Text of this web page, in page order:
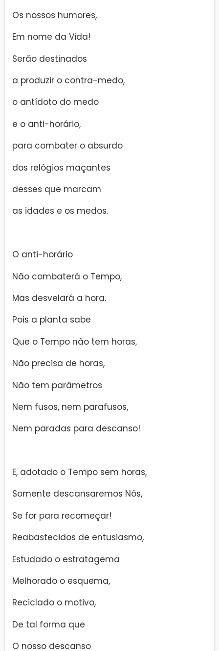
Os nossos humores,
Em nome da Vida!
Serão destinados
a produzir o contra-medo,
o antídoto do medo
e o anti-horário,
para combater o absurdo
dos relógios maçantes
desses que marcam
as idades e os medos.
O anti-horário
Não combaterá o Tempo,
Mas desvelará a hora.
Pois a planta sabe
Que o Tempo não tem horas,
Não precisa de horas,
Não tem parâmetros
Nem fusos, nem parafusos,
Nem paradas para descanso!
E, adotado o Tempo sem horas,
Somente descansaremos Nós,
Se for para recomeçar!
Reabastecidos de entusiasmo,
Estudado o estratagema
Melhorado o esquema,
Reciclado o motivo,
De tal forma que
O nosso descanso